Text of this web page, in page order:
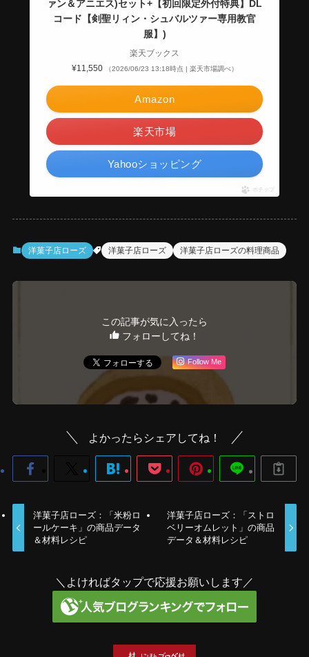
ァン＆アニエス)セット+【初回限定外付特典】DL
コード【剣聖リィン・シュバルツァー専用教官
服】)
楽天ブックス
¥11,550
（2026/06/23 13:18時点 | 楽天市場調べ）
Amazon
楽天市場
Yahooショッピング
ポチップ
洋菓子店ローズ 洋菓子店ローズ 洋菓子店ローズの料理商品
この記事が気に入ったら
フォローしてね！
Follow Me
よかったらシェアしてね！
洋菓子店ローズ：「米粉ロ
ールケーキ」の商品データ
＆材料レシピ
洋菓子店ローズ：「ストロ
ベリーオムレット」の商品
データ＆材料レシピ
＼よければタップで応援お願いします／